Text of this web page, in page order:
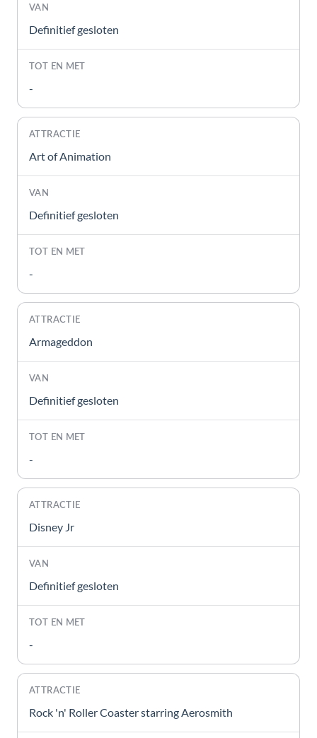
Definitief gesloten
-
Art of Animation
Definitief gesloten
-
Armageddon
Definitief gesloten
-
Disney Jr
Definitief gesloten
-
Rock 'n' Roller Coaster starring Aerosmith